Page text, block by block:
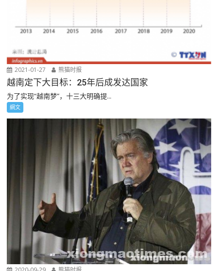
2021-01-27 熊猫时报
越南定下大目标：25年后成发达国家
为了实现“越南梦”，十三大明确提...
網文